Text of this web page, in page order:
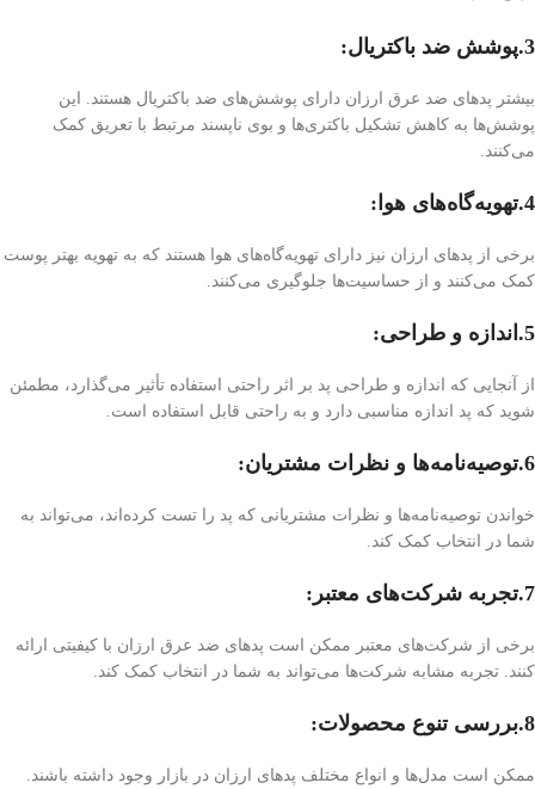
3.پوشش ضد باکتریال:
بیشتر پد‌های ضد عرق ارزان دارای پوشش‌های ضد باکتریال هستند. این
پوشش‌ها به کاهش تشکیل باکتری‌ها و بوی ناپسند مرتبط با تعریق کمک
می‌کنند.
4.تهویه‌گاه‌های هوا:
برخی از پد‌های ارزان نیز دارای تهویه‌گاه‌های هوا هستند که به تهویه بهتر پوست
کمک می‌کنند و از حساسیت‌ها جلوگیری می‌کنند.
5.اندازه و طراحی:
از آنجایی که اندازه و طراحی پد بر اثر راحتی استفاده تأثیر می‌گذارد، مطمئن
شوید که پد اندازه مناسبی دارد و به راحتی قابل استفاده است.
6.توصیه‌نامه‌ها و نظرات مشتریان:
خواندن توصیه‌نامه‌ها و نظرات مشتریانی که پد را تست کرده‌اند، می‌تواند به
شما در انتخاب کمک کند.
7.تجربه شرکت‌های معتبر:
برخی از شرکت‌های معتبر ممکن است پد‌های ضد عرق ارزان با کیفیتی ارائه
کنند. تجربه مشابه شرکت‌ها می‌تواند به شما در انتخاب کمک کند.
8.بررسی تنوع محصولات:
ممکن است مدل‌ها و انواع مختلف پد‌های ارزان در بازار وجود داشته باشند.